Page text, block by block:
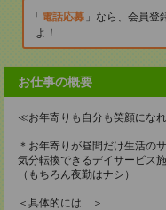
電話応募
なら、会員登
よ！
お仕事の概要
≪お年寄りも自分も笑顔にな
＊お年寄りが昼間だけ生活の
気分転換できるデイサービス
（もちろん夜勤はナシ）
＜具体的には…＞